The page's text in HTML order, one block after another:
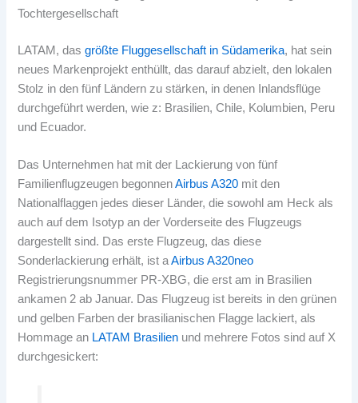
Tochtergesellschaft
LATAM, dasgrößte Fluggesellschaft in Südamerika, hat sein
neues Markenprojekt enthüllt, das darauf abzielt, den lokalen
Stolz in den fünf Ländern zu stärken, in denen Inlandsflüge
durchgeführt werden, wie z: Brasilien, Chile, Kolumbien, Peru
und Ecuador.
Das Unternehmen hat mit der Lackierung von fünf
Familienflugzeugen begonnenAirbus A320 mit den
Nationalflaggen jedes dieser Länder, die sowohl am Heck als
auch auf dem Isotyp an der Vorderseite des Flugzeugs
dargestellt sind. Das erste Flugzeug, das diese
Sonderlackierung erhält, ist aAirbus A320neo
Registrierungsnummer PR-XBG, die erst am in Brasilien
ankamen 2 ab Januar. Das Flugzeug ist bereits in den grünen
und gelben Farben der brasilianischen Flagge lackiert, als
Hommage an LATAM Brasilien und mehrere Fotos sind auf X
durchgesickert: